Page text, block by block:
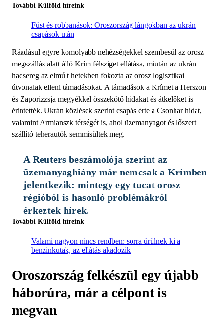
További Külföld híreink
Füst és robbanások: Oroszország lángokban az ukrán
csapások után
Ráadásul egyre komolyabb nehézségekkel szembesül az orosz
megszállás alatt álló Krím félsziget ellátása, miután az ukrán
hadsereg az elmúlt hetekben fokozta az orosz logisztikai
útvonalak elleni támadásokat. A támadások a Krímet a Herszon
és Zaporizzsja megyékkel összekötő hidakat és átkelőket is
érintették. Ukrán közlések szerint csapás érte a Csonhar hidat,
valamint Armianszk térségét is, ahol üzemanyagot és lőszert
szállító teherautók semmisültek meg.
A Reuters beszámolója szerint az
üzemanyaghiány már nemcsak a Krímben
jelentkezik: mintegy egy tucat orosz
régióból is hasonló problémákról
érkeztek hírek.
További Külföld híreink
Valami nagyon nincs rendben: sorra ürülnek ki a
benzinkutak, az ellátás akadozik
Oroszország felkészül egy újabb
háborúra, már a célpont is
megvan